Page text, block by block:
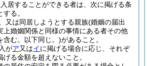
居することができる者は、次に掲げる条
る。
又は同居しようとする親族(婚姻の届出
上婚姻関係と同様の事情にある者その他
含む。以下同じ。)があること。
がア又はイに掲げる場合に応じ、それぞ
げる金額を超えないこと。